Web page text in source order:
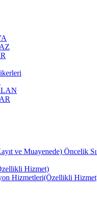
ve Muayenede) Öncelik
Hizmet)
Hizmetleri(Özellikli